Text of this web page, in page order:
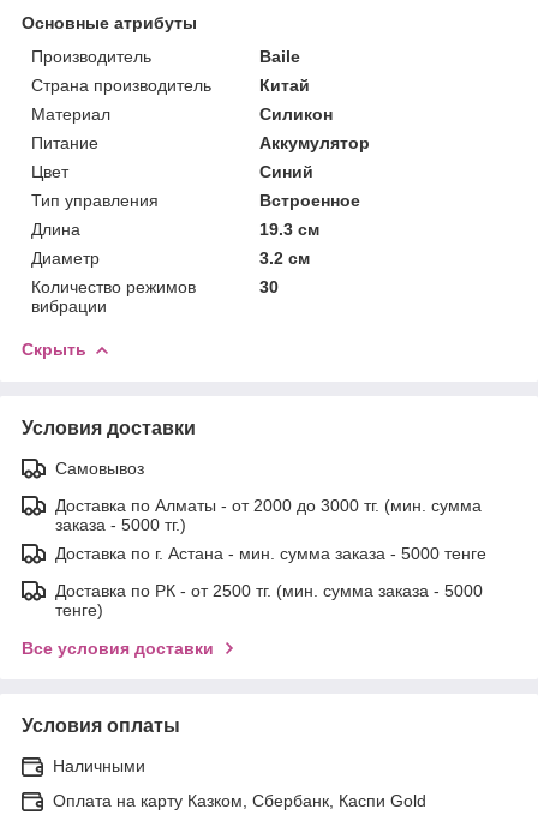
Основные атрибуты
Производитель
Baile
Страна производитель
Китай
Материал
Силикон
Питание
Аккумулятор
Цвет
Синий
Тип управления
Встроенное
Длина
19.3 см
Диаметр
3.2 см
Количество режимов
вибрации
30
Скрыть
Условия доставки
Самовывоз
Доставка по Алматы - от 2000 до 3000 тг. (мин. сумма
заказа - 5000 тг.)
Доставка по г. Астана - мин. сумма заказа - 5000 тенге
Доставка по РК - от 2500 тг. (мин. сумма заказа - 5000
тенге)
Все условия доставки
Условия оплаты
Наличными
Оплата на карту Казком, Сбербанк, Каспи Gold